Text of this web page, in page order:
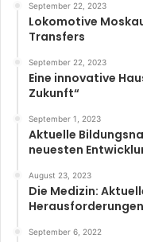
September 22, 2023
Lokomotive
Transfers
September 22, 2023
Eine innovative
Zukunft“
September 1, 2023
Aktuelle
neuesten
August 23, 2023
Die Medizin:
Herausforderungen
September 6, 2022